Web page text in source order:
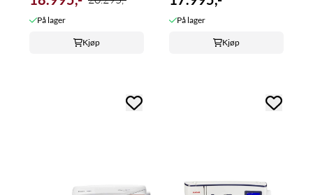
På lager
Kjøp
På lager
Kjøp